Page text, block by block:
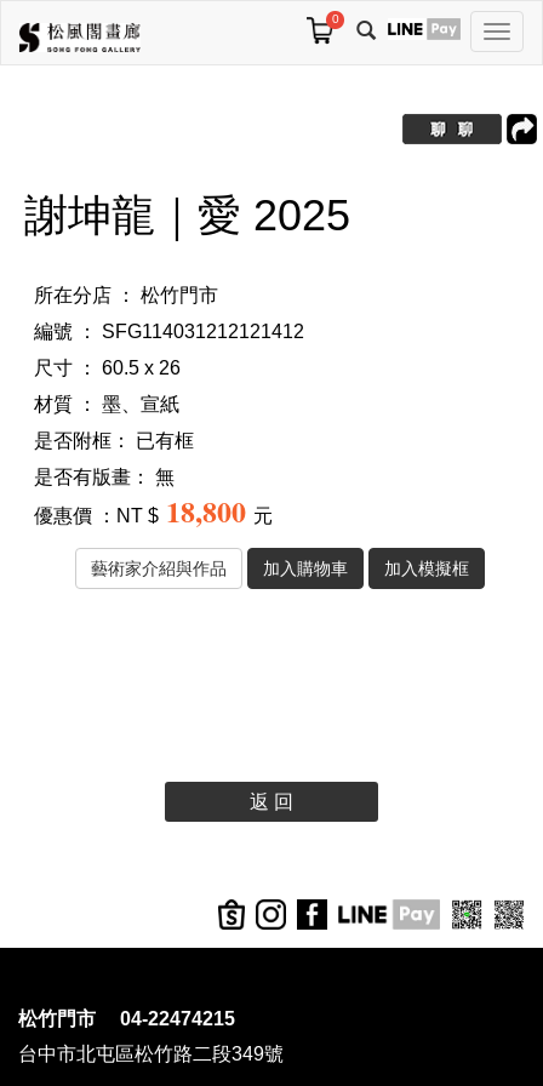
切
換
航
0
謝坤龍｜愛 2025
所在分店 ： 松竹門市
編號 ： SFG114031212121412
尺寸 ： 60.5 x 26
材質 ： 墨、宣紙
是否附框：
已有框
是否有版畫：
無
優惠價 ：NT $ 18,800 元
返 回
松竹門市 04-22474215
台中市北屯區松竹路二段349號